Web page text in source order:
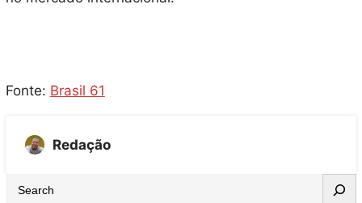
Fonte: Brasil 61
Redação